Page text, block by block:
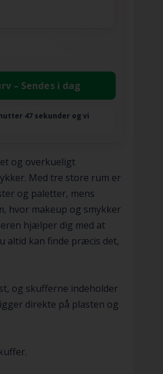
– Sendes i dag
46 sekunder og vi
og overkueligt
Med tre store rum er
og paletter, mens
hvor makeup og smykker
hjælper dig med at
altid kan finde præcis det,
og skufferne indeholder
direkte på plasten og